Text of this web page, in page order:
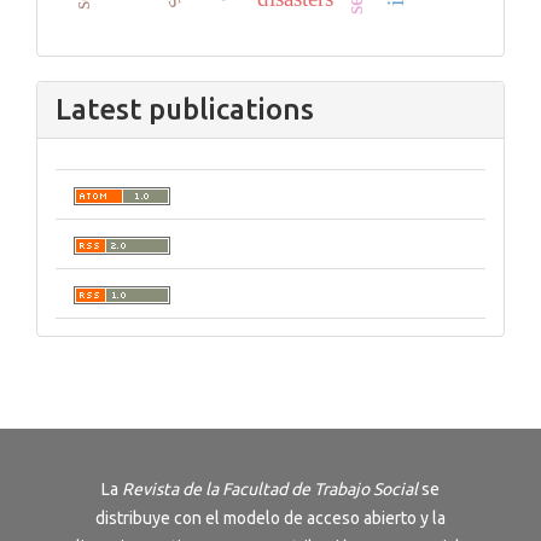
Latest publications
La Revista de la Facultad de Trabajo Socialse
distribuye con el modelo de acceso abierto y la